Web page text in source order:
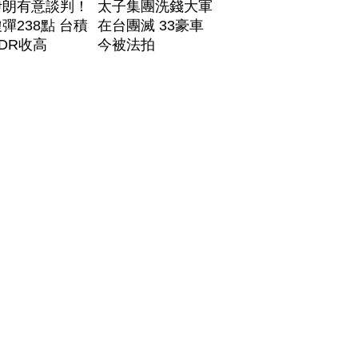
有意談判！
238點 台積
收高
太子集團洗錢大軍
在台團滅 33豪車
今被法拍